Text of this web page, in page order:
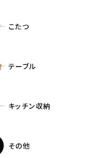
こたつ
テーブル
キッチン収納
その他